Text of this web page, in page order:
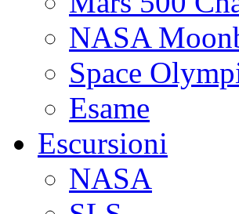
NASA
Space
Esame
Escursioni
NASA